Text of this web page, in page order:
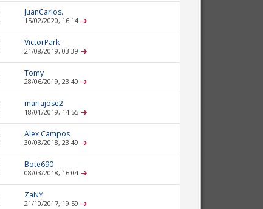
JuanCarlos.
15/02/2020, 16:14
VictorPark
21/08/2019, 03:39
Tomy
28/06/2019, 23:40
mariajose2
18/01/2019, 14:55
Alex Campos
30/03/2018, 23:49
Bote690
08/03/2018, 16:04
ZaNY
21/10/2017, 19:59